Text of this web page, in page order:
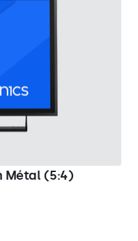
Métal (5:4)